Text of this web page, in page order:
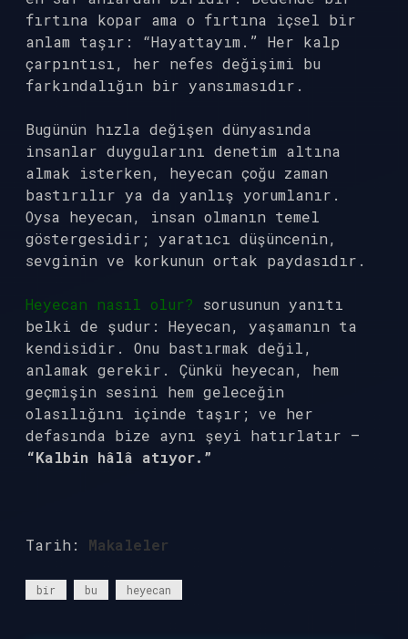
fırtına kopar ama o fırtına içsel bir
anlam taşır: “Hayattayım.” Her kalp
çarpıntısı, her nefes değişimi bu
farkındalığın bir yansımasıdır.
Bugünün hızla değişen dünyasında
insanlar duygularını denetim altına
almak isterken, heyecan çoğu zaman
bastırılır ya da yanlış yorumlanır.
Oysa heyecan, insan olmanın temel
göstergesidir; yaratıcı düşüncenin,
sevginin ve korkunun ortak paydasıdır.
Heyecan nasıl olur? sorusunun yanıtı
belki de şudur: Heyecan, yaşamanın ta
kendisidir. Onu bastırmak değil,
anlamak gerekir. Çünkü heyecan, hem
geçmişin sesini hem geleceğin
olasılığını içinde taşır; ve her
defasında bize aynı şeyi hatırlatır —
“Kalbin hâlâ atıyor.”
Tarih: Makaleler
bir bu heyecan